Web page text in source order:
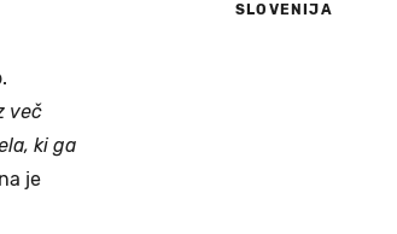
več
ki ga
je
SLOVENIJA